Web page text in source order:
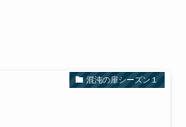
混沌の扉シーズン１